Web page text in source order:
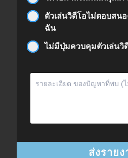
ตัวเล่นวิดีโอไม่ตอบสน
ฉัน
ไม่มีปุ่มควบคุมตัวเล่นวิ